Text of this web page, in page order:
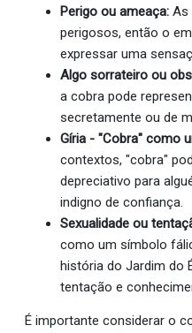
Perigo ou ameaça: As
perigosos, então o
expressar uma
Algo sorrateiro ou
a cobra pode
secretamente ou de
Gíria - "Cobra" como
contextos, "cobra"
depreciativo para
indigno de confiança.
Sexualidade ou
como um símbolo
história do Jardim do
tentação e
É importante considerar o